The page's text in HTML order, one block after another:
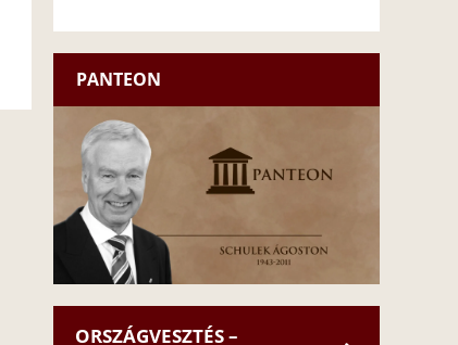
PANTEON
ORSZÁGVESZTÉS –